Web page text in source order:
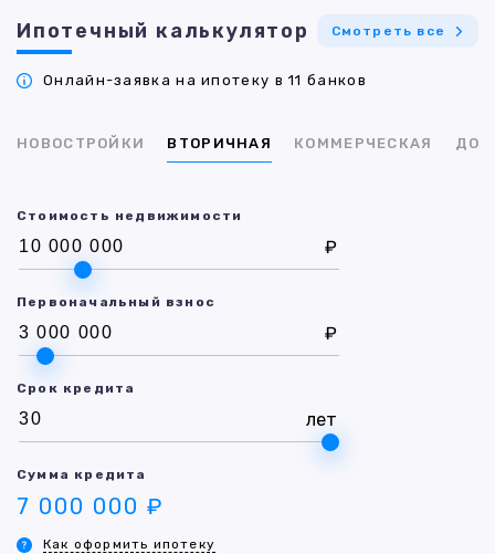
Ипотечный калькулятор Смотреть все
Онлайн-заявка на ипотеку в 11 банков
НОВОСТРОЙКИ ВТОРИЧНАЯ КОММЕРЧЕСКАЯ ДОМ
Стоимость недвижимости
₽
Первоначальный взнос
₽
Срок кредита
лет
Сумма кредита
7 000 000 ₽
Как оформить ипотеку